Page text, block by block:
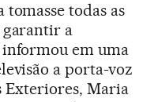
todas as
garantir a
em uma
a porta-voz
Exteriores, Maria